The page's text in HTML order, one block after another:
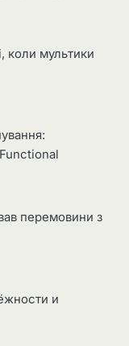
коли мультики
перемовини з
и